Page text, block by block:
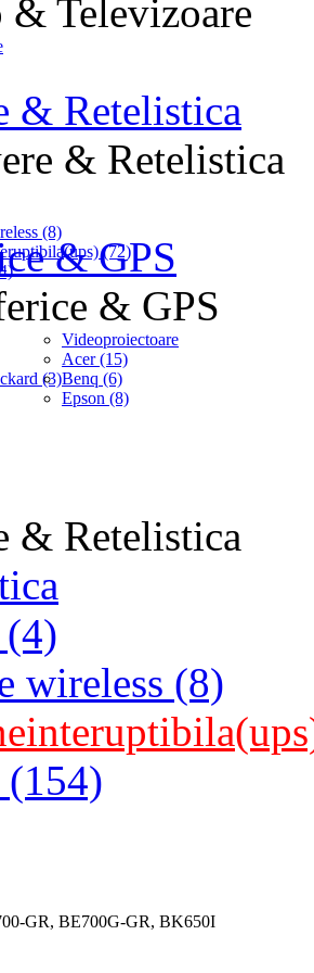
& Televizoare
& Retelistica
& Retelistica
(8)
(72)
& GPS
& GPS
(3)
Videoproiectoare
Acer (15)
Benq (6)
Epson (8)
& Retelistica
wireless (8)
GR, BE700G-GR, BK650I